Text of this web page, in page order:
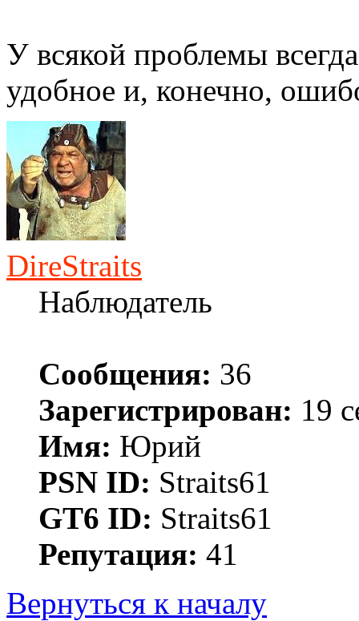
У всякой проблемы
удобное и, конечно,
DireStraits
Наблюдатель
Сообщения: 36
Зарегистрирован: 19
Имя: Юрий
PSN ID: Straits61
GT6 ID: Straits61
Репутация: 41
Вернуться к началу